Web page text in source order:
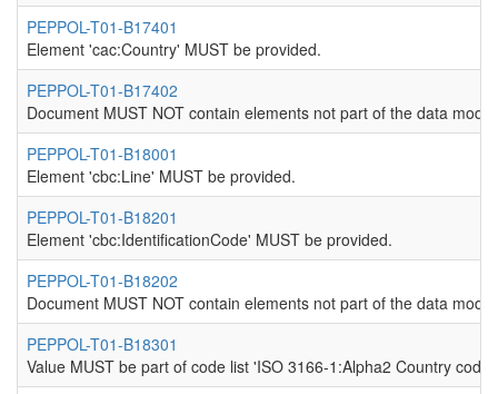
PEPPOL-T01-B17401
Element 'cac:Country' MUST be provided.
PEPPOL-T01-B17402
Document MUST NOT contain elements not part of the data
PEPPOL-T01-B18001
Element 'cbc:Line' MUST be provided.
PEPPOL-T01-B18201
Element 'cbc:IdentificationCode' MUST be provided.
PEPPOL-T01-B18202
Document MUST NOT contain elements not part of the data
PEPPOL-T01-B18301
Value MUST be part of code list 'ISO 3166-1:Alpha2 Country